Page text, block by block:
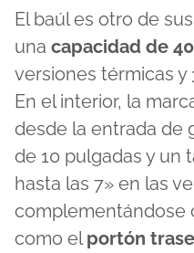
El baúl es otro de
una capacidad de
versiones térmicas y
En el interior, la
desde la entrada de
de 10 pulgadas y un
hasta las 7» en las
complementándose
como el portón